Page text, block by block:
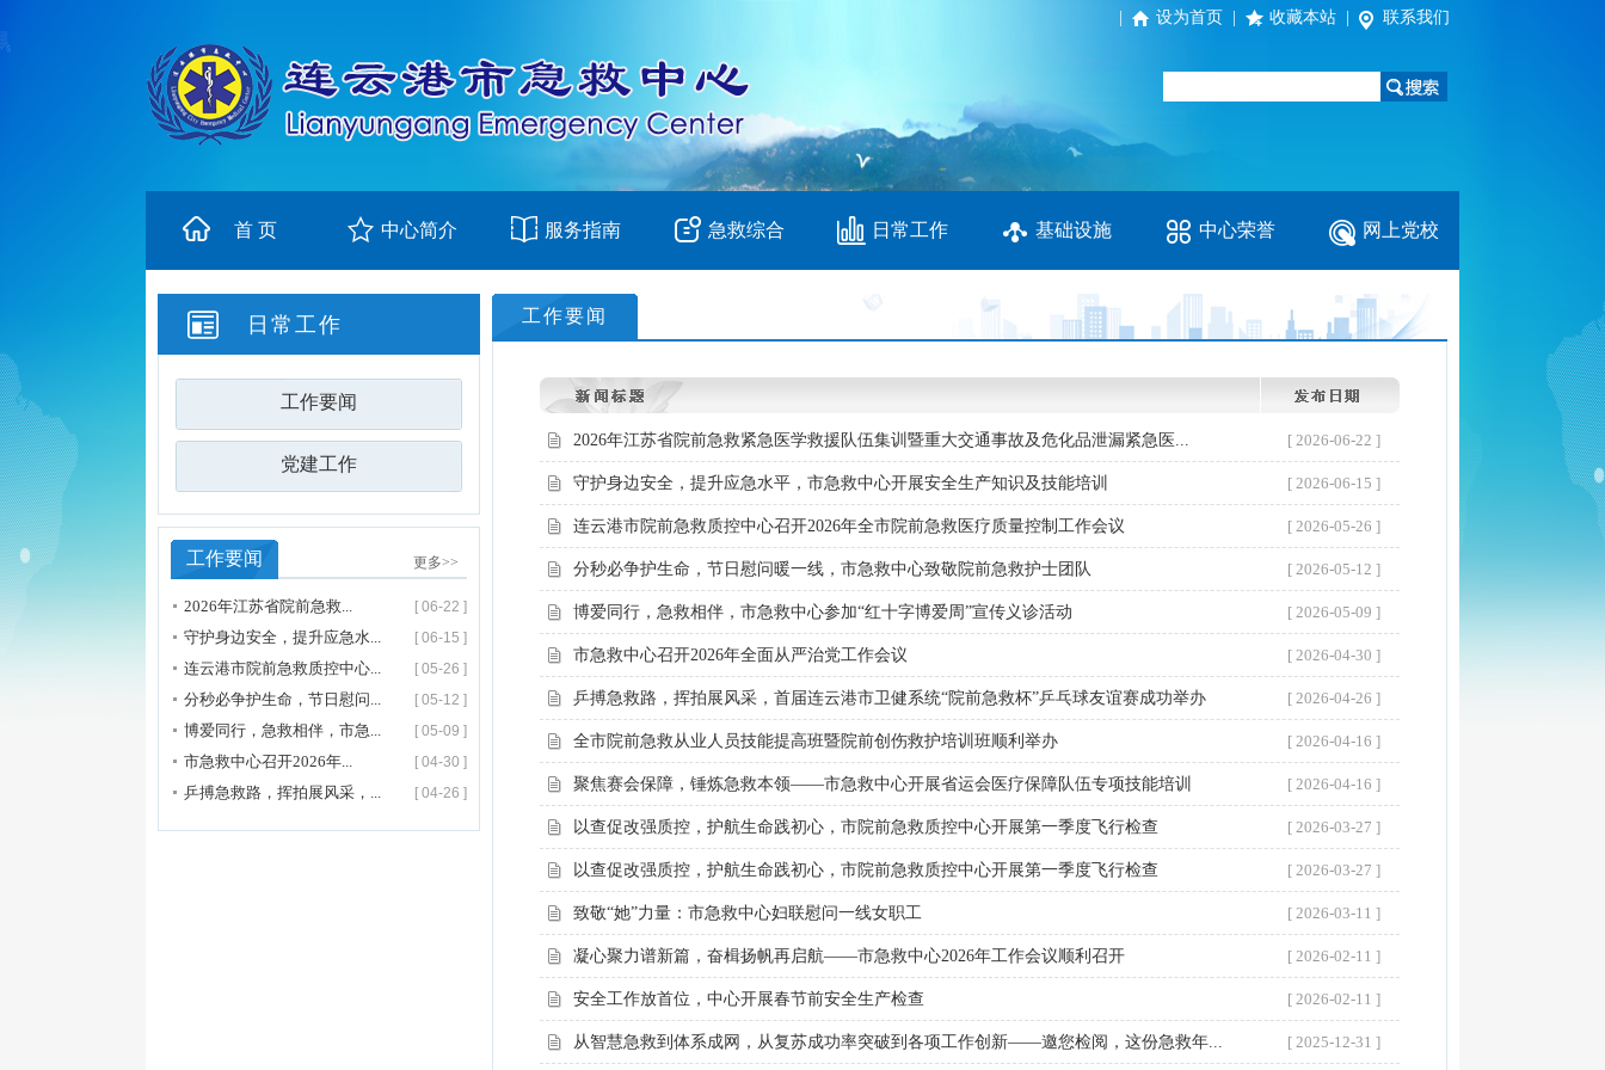
设为首页 收藏本站 联系我们
首 页 中心简介 服务指南 急救综合 日常工作 基础设施 中心荣誉 网上党校
日常工作
工作要闻
党建工作
工作要闻 更多>>
[ 06-22 ]
2026年江苏省院前急救...
[ 06-15 ]
守护身边安全，提升应急水...
[ 05-26 ]
连云港市院前急救质控中心...
[ 05-12 ]
分秒必争护生命，节日慰问...
[ 05-09 ]
博爱同行，急救相伴，市急...
[ 04-30 ]
市急救中心召开2026年...
[ 04-26 ]
乒搏急救路，挥拍展风采，...
工作要闻
[ 2026-06-22 ]
2026年江苏省院前急救紧急医学救援队伍集训暨重大交通事故及危化品泄漏紧急医...
[ 2026-06-15 ]
守护身边安全，提升应急水平，市急救中心开展安全生产知识及技能培训
[ 2026-05-26 ]
连云港市院前急救质控中心召开2026年全市院前急救医疗质量控制工作会议
[ 2026-05-12 ]
分秒必争护生命，节日慰问暖一线，市急救中心致敬院前急救护士团队
[ 2026-05-09 ]
博爱同行，急救相伴，市急救中心参加“红十字博爱周”宣传义诊活动
[ 2026-04-30 ]
市急救中心召开2026年全面从严治党工作会议
[ 2026-04-26 ]
乒搏急救路，挥拍展风采，首届连云港市卫健系统“院前急救杯”乒乓球友谊赛成功举办
[ 2026-04-16 ]
全市院前急救从业人员技能提高班暨院前创伤救护培训班顺利举办
[ 2026-04-16 ]
聚焦赛会保障，锤炼急救本领——市急救中心开展省运会医疗保障队伍专项技能培训
[ 2026-03-27 ]
以查促改强质控，护航生命践初心，市院前急救质控中心开展第一季度飞行检查
[ 2026-03-27 ]
以查促改强质控，护航生命践初心，市院前急救质控中心开展第一季度飞行检查
[ 2026-03-11 ]
致敬“她”力量：市急救中心妇联慰问一线女职工
[ 2026-02-11 ]
凝心聚力谱新篇，奋楫扬帆再启航——市急救中心2026年工作会议顺利召开
[ 2026-02-11 ]
安全工作放首位，中心开展春节前安全生产检查
[ 2025-12-31 ]
从智慧急救到体系成网，从复苏成功率突破到各项工作创新——邀您检阅，这份急救年...